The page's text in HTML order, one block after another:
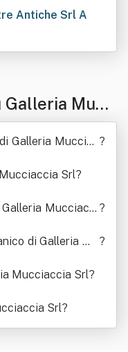
Antiche Srl A
Mucc
Galleria Mucciac ?
Srl?
Mucciacci ?
di Galleria Mu ?
Mucciaccia Srl?
Srl?